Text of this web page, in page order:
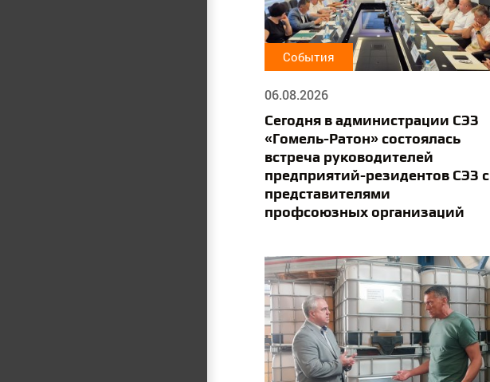
События
06.08.2026
Сегодня в администрации СЭЗ
«Гомель-Ратон» состоялась
встреча руководителей
предприятий-резидентов СЭЗ с
представителями
профсоюзных организаций